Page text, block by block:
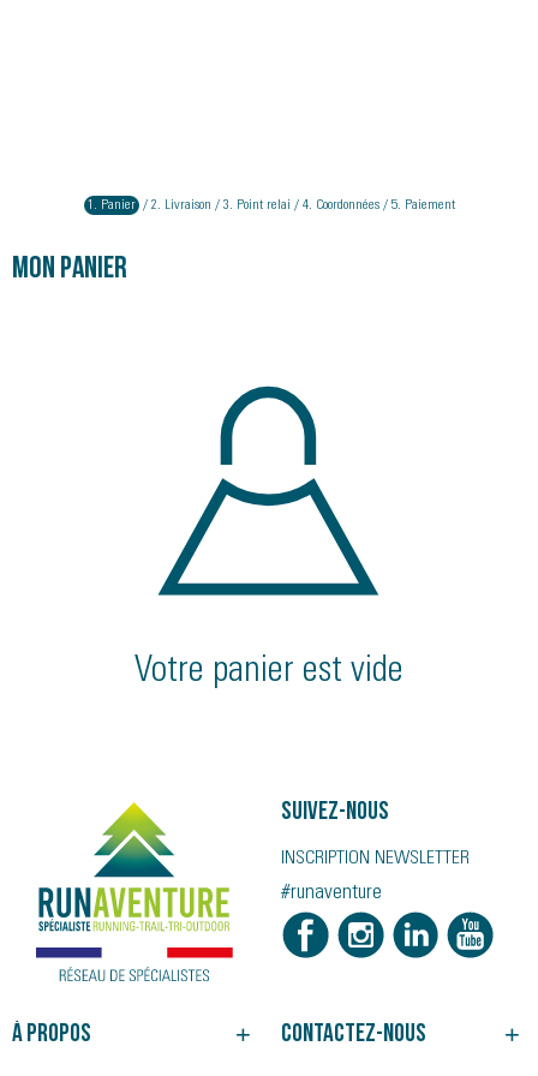
1. Panier 2. Livraison 3. Point relai 4. Coordonnées 5. Paiement
Mon panier
Votre panier est vide
À propos Contactez-nous
Suivez-nous
INSCRIPTION NEWSLETTER
#runaventure